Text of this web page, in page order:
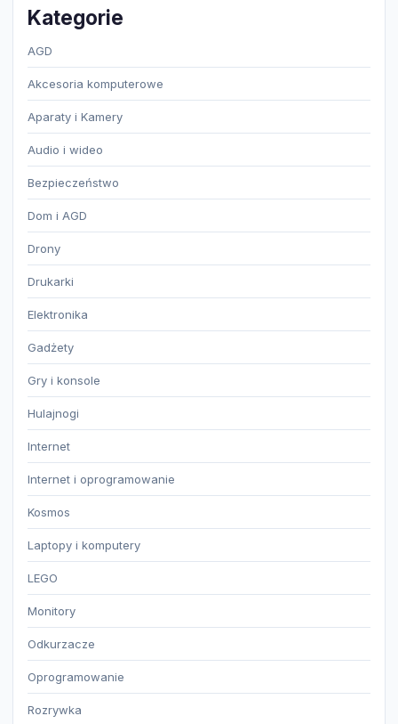
Kategorie
AGD
Akcesoria komputerowe
Aparaty i Kamery
Audio i wideo
Bezpieczeństwo
Dom i AGD
Drony
Drukarki
Elektronika
Gadżety
Gry i konsole
Hulajnogi
Internet
Internet i oprogramowanie
Kosmos
Laptopy i komputery
LEGO
Monitory
Odkurzacze
Oprogramowanie
Rozrywka